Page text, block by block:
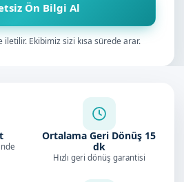
Ön Bilgi Al
iletilir. Ekibimiz sizi kısa sürede arar.
Ortalama Geri Dönüş 15
dk
Hızlı geri dönüş garantisi